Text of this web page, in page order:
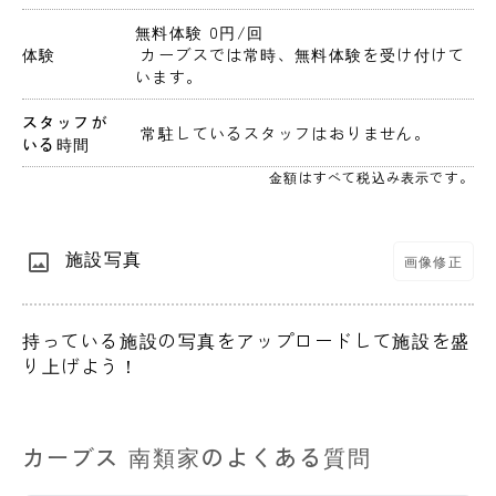
体験
無料体験 0円 /回
います。
スタッフが
いる時間
常駐しているスタッフはおりません。
金額はすべて税込み表示です。
施設写真 画像修正
持っている施設の写真をアップロードして施設を盛
り上げよう！
カーブス 南類家のよくある質問